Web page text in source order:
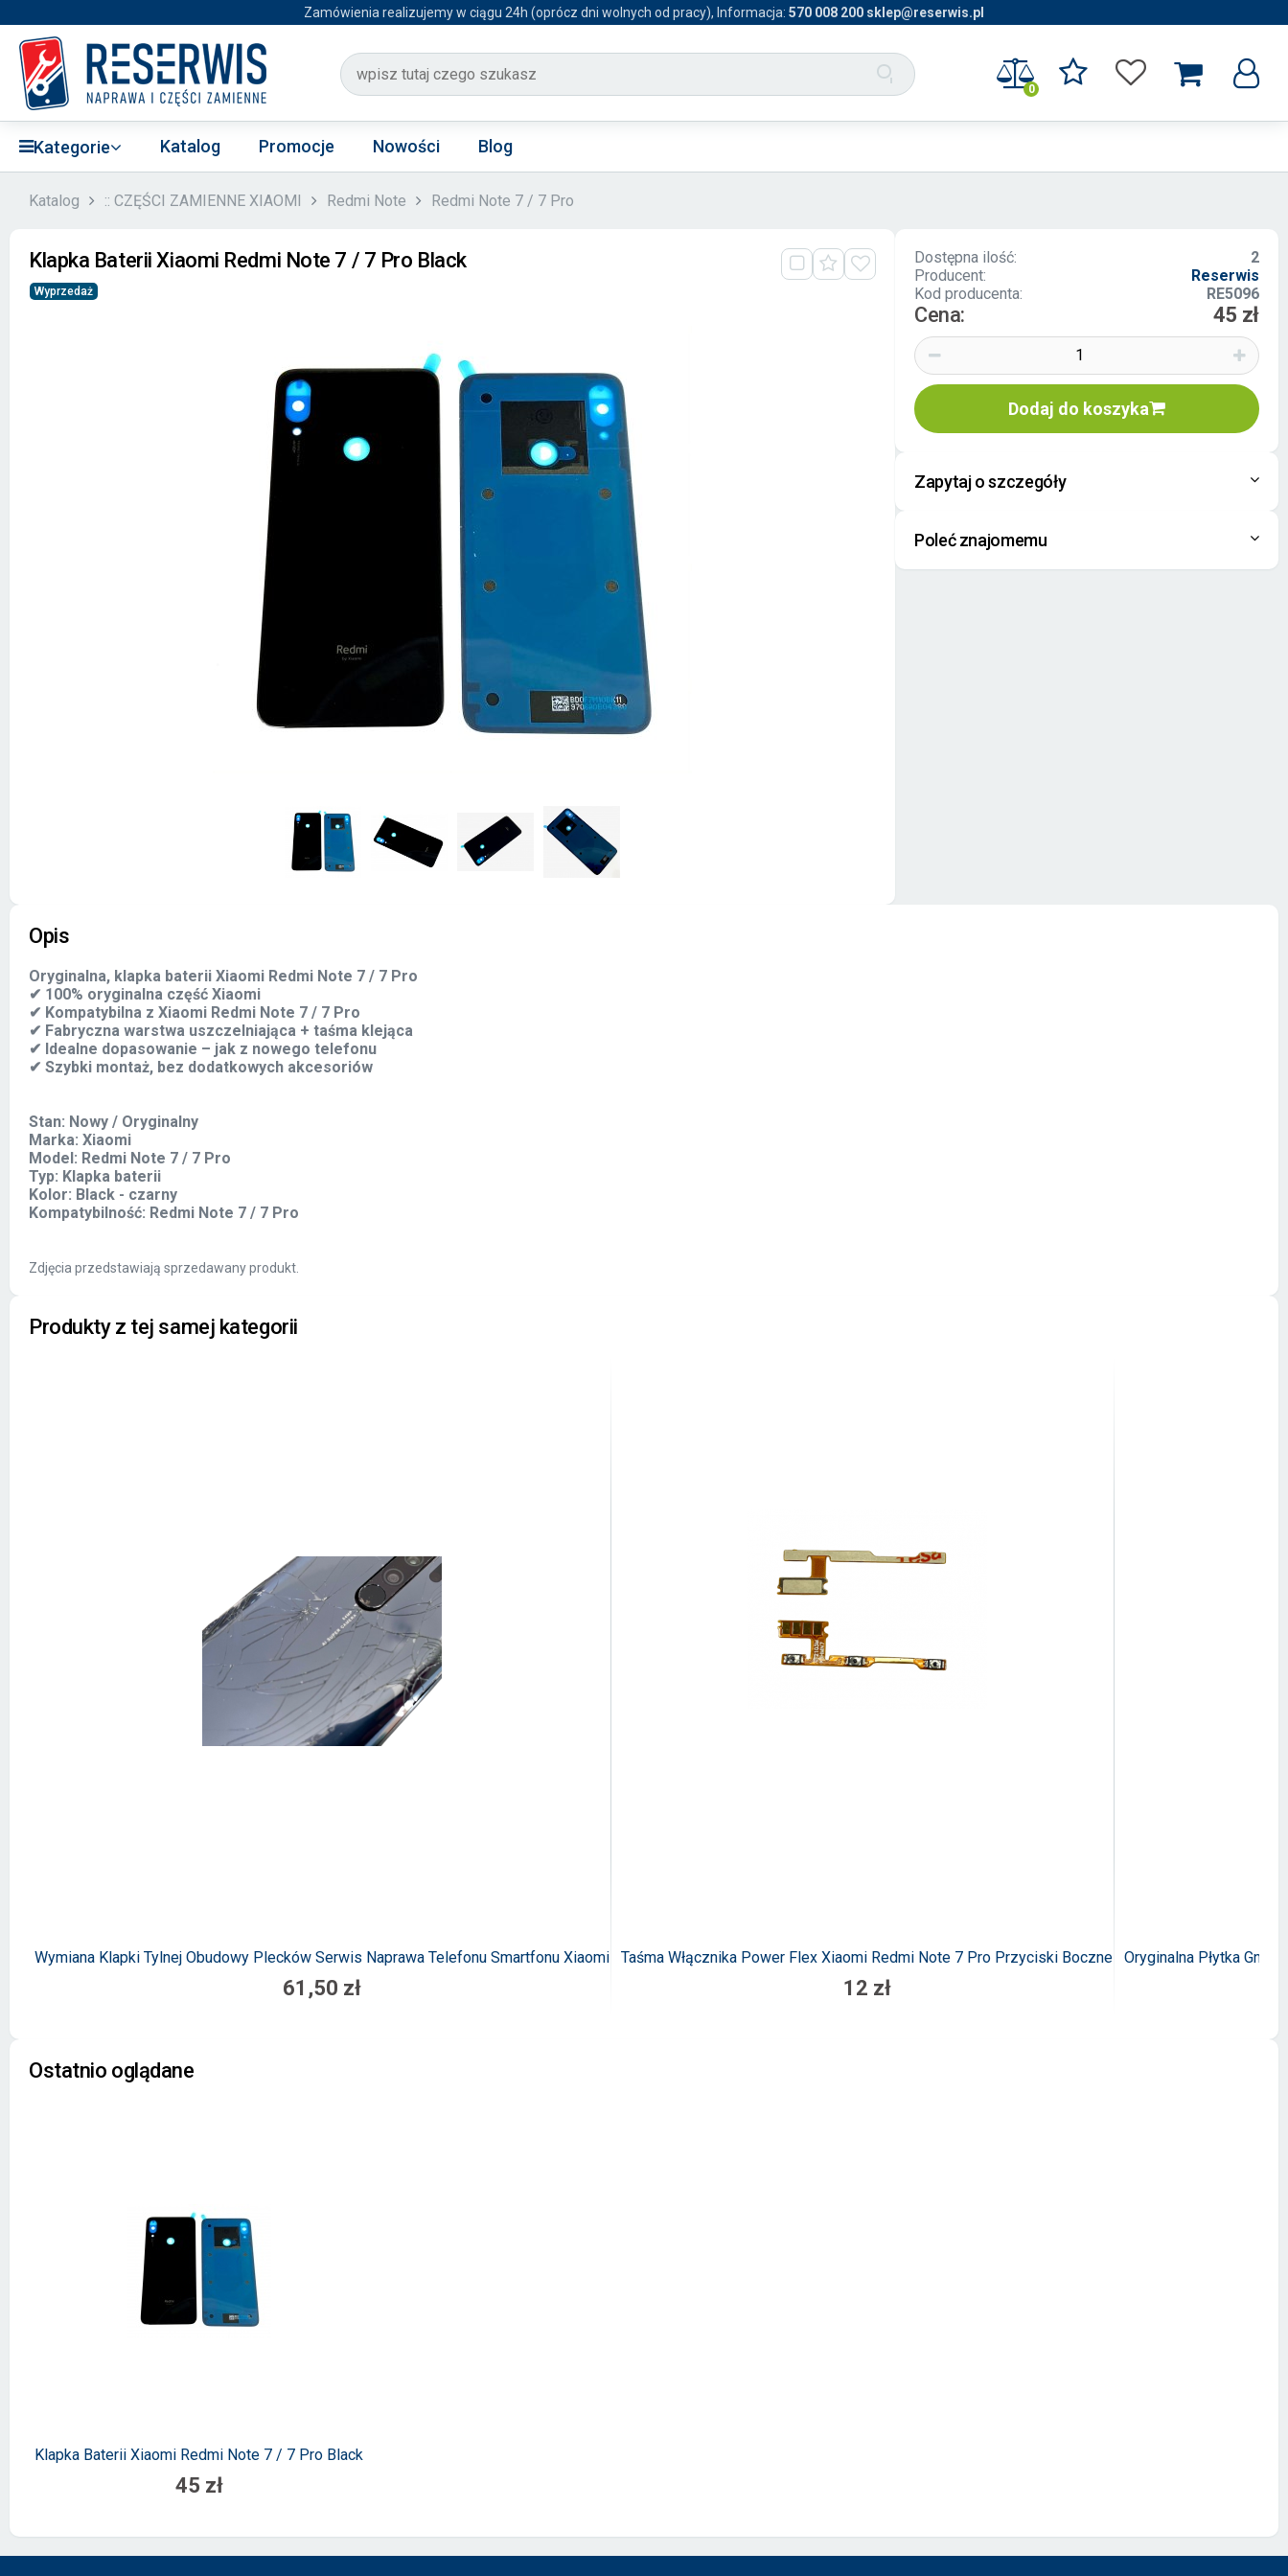
Zamówienia realizujemy w ciągu 24h (oprócz dni wolnych od pracy), Informacja: 570 008 200 sklep@reserwis.pl
0
Kategorie Katalog Promocje Nowości Blog
Katalog :: CZĘŚCI ZAMIENNE XIAOMI Redmi Note Redmi Note 7 / 7 Pro
Klapka Baterii Xiaomi Redmi Note 7 / 7 Pro Black
Wyprzedaż
Dostępna ilość:
2
Producent:
Reserwis
Kod producenta:
RE5096
Cena: 45 zł
Dodaj do koszyka
Zapytaj o szczegóły
Poleć znajomemu
Opis
Oryginalna, klapka baterii Xiaomi Redmi Note 7 / 7 Pro
✔ 100% oryginalna część Xiaomi
✔ Kompatybilna z Xiaomi Redmi Note 7 / 7 Pro
✔ Fabryczna warstwa uszczelniająca + taśma klejąca
✔ Idealne dopasowanie – jak z nowego telefonu
✔ Szybki montaż, bez dodatkowych akcesoriów
Stan: Nowy / Oryginalny
Marka: Xiaomi
Model: Redmi Note 7 / 7 Pro
Typ: Klapka baterii
Kolor: Black - czarny
Kompatybilność: Redmi Note 7 / 7 Pro
Zdjęcia przedstawiają sprzedawany produkt.
Produkty z tej samej kategorii
Wymiana Klapki Tylnej Obudowy Plecków Serwis Naprawa Telefonu Smartfonu Xiaomi
61,50 zł
Taśma Włącznika Power Flex Xiaomi Redmi Note 7 Pro Przyciski Boczne
12 zł
Oryginalna Płytka
Ostatnio oglądane
Klapka Baterii Xiaomi Redmi Note 7 / 7 Pro Black
45 zł